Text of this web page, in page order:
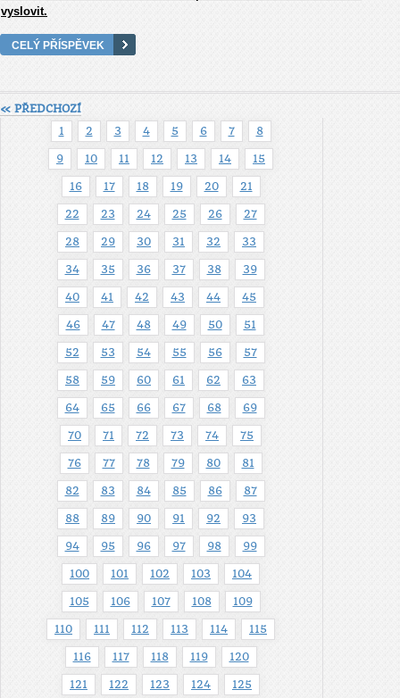
vyslovit.
CELÝ PŘÍSPĚVEK
« PŘEDCHOZÍ
1
2 3 4 5 6 7 8
9 10 11 12 13 14 15
16 17 18 19 20 21
22 23 24 25 26 27
28 29 30 31 32 33
34 35 36 37 38 39
40 41 42 43 44 45
46 47 48 49 50 51
52 53 54 55 56 57
58 59 60 61 62 63
64 65 66 67 68 69
70 71 72 73 74 75
76 77 78 79 80 81
82 83 84 85 86 87
88 89 90 91 92 93
94 95 96 97 98 99
100 101 102 103 104
105 106 107 108 109
110 111 112 113 114 115
116 117 118 119 120
121 122 123 124 125